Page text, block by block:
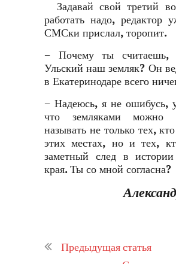
Задавай свой третий
работать надо, редактор
СМСки прислал, торопит.
− Почему ты считаешь,
Ульский наш земляк? Он
в Екатеринодаре всего
− Надеюсь, я не ошибусь,
что земляками
называть не только тех,
этих местах, но и тех,
заметный след в
края. Ты со мной согласна?
Предыдущая статья